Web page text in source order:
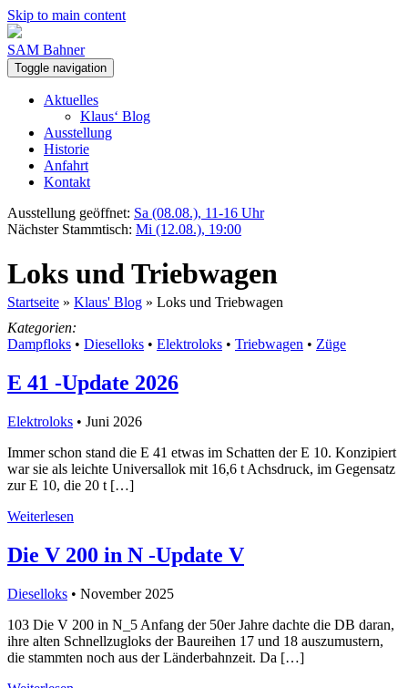
Skip to main content
SAM Bahner
Toggle navigation
Aktuelles
Klaus‘ Blog
Ausstellung
Historie
Anfahrt
Kontakt
Ausstellung geöffnet: Sa (08.08.), 11-16 Uhr
Nächster Stammtisch: Mi (12.08.), 19:00
Loks und Triebwagen
Startseite » Klaus' Blog » Loks und Triebwagen
Kategorien:
Dampfloks • Dieselloks • Elektroloks • Triebwagen • Züge
E 41 -Update 2026
Elektroloks • Juni 2026
Immer schon stand die E 41 etwas im Schatten der E 10. Konzipiert
war sie als leichte Universallok mit 16,6 t Achsdruck, im Gegensatz
zur E 10, die 20 t […]
Weiterlesen
Die V 200 in N -Update V
Dieselloks • November 2025
103 Die V 200 in N_5 Anfang der 50er Jahre dachte die DB daran,
ihre alten Schnellzugloks der Baureihen 17 und 18 auszumustern,
die stammten noch aus der Länderbahnzeit. Da […]